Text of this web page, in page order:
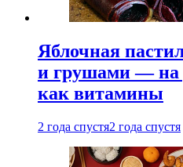
Яблочная
и грушами — на
как витамины
2 года спустя2 года спустя